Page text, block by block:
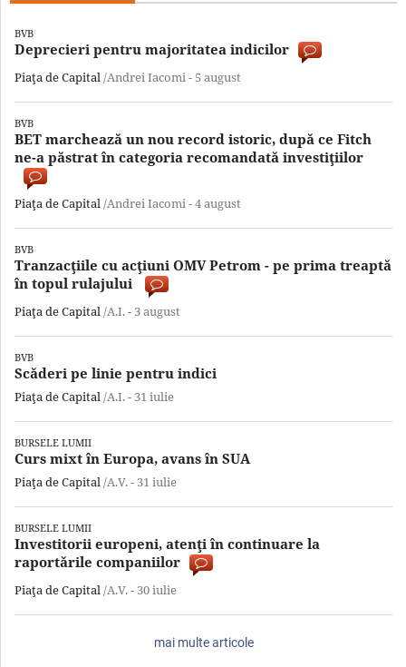
BVB
Deprecieri pentru majoritatea indicilor
Piaţa de Capital /Andrei Iacomi - 5 august
BVB
BET marchează un nou record istoric, după ce Fitch
ne-a păstrat în categoria recomandată investiţiilor
Piaţa de Capital /Andrei Iacomi -4 august
BVB
Tranzacţiile cu acţiuni OMV Petrom - pe prima treaptă
în topul rulajului
Piaţa de Capital /A.I. - 3 august
BVB
Scăderi pe linie pentru indici
Piaţa de Capital /A.I. - 31 iulie
BURSELE LUMII
Curs mixt în Europa, avans în SUA
Piaţa de Capital /A.V. - 31 iulie
BURSELE LUMII
Investitorii europeni, atenţi în continuare la
raportările companiilor
Piaţa de Capital /A.V. - 30 iulie
mai multe articole